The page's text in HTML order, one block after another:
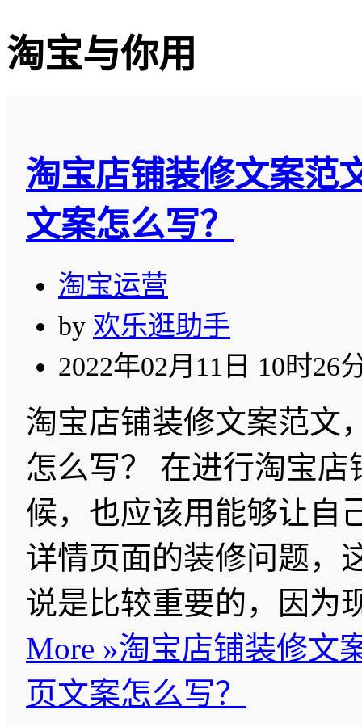
淘宝与你用
淘宝店铺装修文案范
文案怎么写？
淘宝运营
by 欢乐逛助手
2022年02月11日 10时26
淘宝店铺装修文案范文
怎么写？ 在进行淘宝店
候，也应该用能够让自
详情页面的装修问题，
说是比较重要的，因
More »淘宝店铺装修文
页文案怎么写？